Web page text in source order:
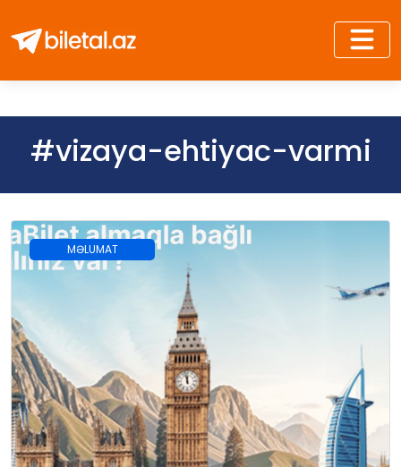
#vizaya-ehtiyac-varmi
MƏLUMAT